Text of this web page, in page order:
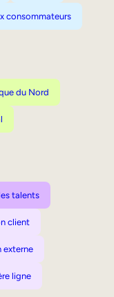
consommateurs
du Nord
talents
client
externe
ligne